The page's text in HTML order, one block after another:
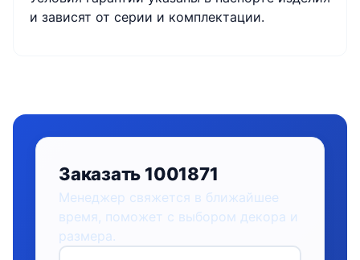
и зависят от серии и комплектации.
Заказать 1001871
Менеджер свяжется в ближайшее
время, поможет с выбором декора и
размера.